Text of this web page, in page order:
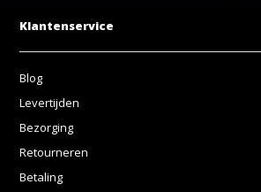
Klantenservice
Blog
Levertijden
Bezorging
Retourneren
Betaling